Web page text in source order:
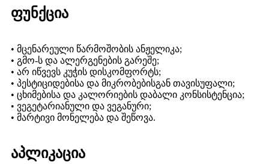
ფუნქცია
• მცენარეული წარმოშობის ანჟელიკა;
• გმო-ს და ალერგენების გარეშე;
• არ იწვევს კუჭის დისკომფორტს;
• პესტიციდებისა და მიკრობებისგან თავისუფალი;
• ცხიმებისა და კალორიების დაბალი კონსისტენცია;
• ვეგეტარიანული და ვეგანური;
• მარტივი მონელება და შეწოვა.
აპლიკაცია